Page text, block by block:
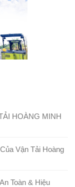
HOÀNG MINH
Vận Tải Hoàng
Toàn & Hiệu